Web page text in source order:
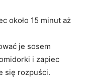
około 15 minut aż
je sosem
i zapiec
się rozpuści.